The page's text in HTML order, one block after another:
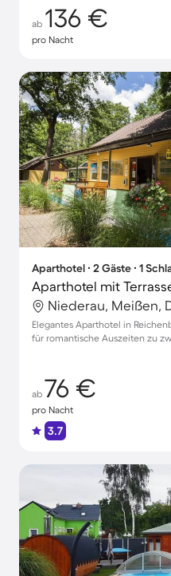
ab 136 €
pro Nacht
Aparthotel ∙ 2 Gäste ∙ 1
Niederau, Meißen,
Elegantes Aparthotel in
für romantische Auszeiten zu
ab 76 €
pro Nacht
3.7